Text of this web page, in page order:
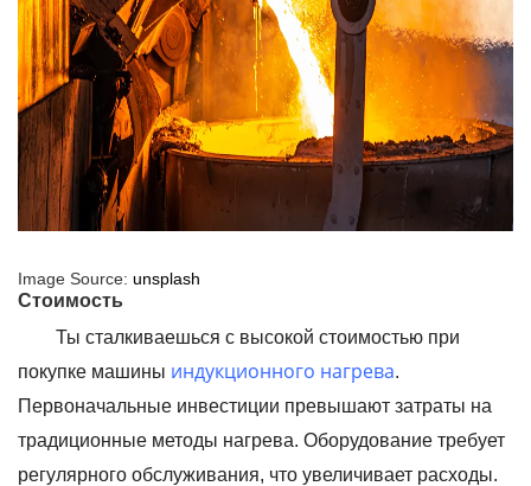
Image Source: unsplash
Стоимость
Ты сталкиваешься с высокой стоимостью при
покупке машины индукционного нагрева.
Первоначальные инвестиции превышают затраты на
традиционные методы нагрева. Оборудование требует
регулярного обслуживания, что увеличивает расходы.